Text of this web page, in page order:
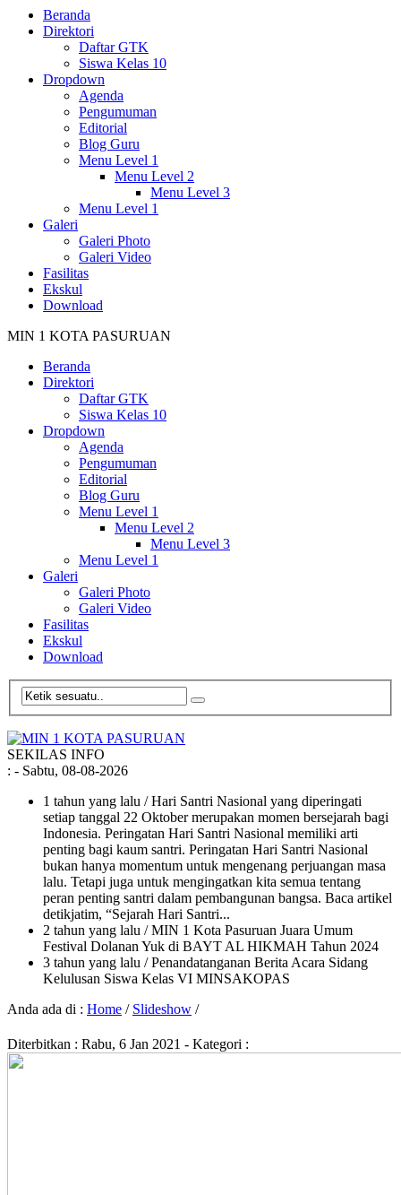
Beranda
Direktori
Daftar GTK
Siswa Kelas 10
Dropdown
Agenda
Pengumuman
Editorial
Blog Guru
Menu Level 1
Menu Level 2
Menu Level 3
Menu Level 1
Galeri
Galeri Photo
Galeri Video
Fasilitas
Ekskul
Download
MIN 1 KOTA PASURUAN
Beranda
Direktori
Daftar GTK
Siswa Kelas 10
Dropdown
Agenda
Pengumuman
Editorial
Blog Guru
Menu Level 1
Menu Level 2
Menu Level 3
Menu Level 1
Galeri
Galeri Photo
Galeri Video
Fasilitas
Ekskul
Download
SEKILAS INFO
: - Sabtu, 08-08-2026
1 tahun yang lalu / Hari Santri Nasional yang diperingati
setiap tanggal 22 Oktober merupakan momen bersejarah bagi
Indonesia. Peringatan Hari Santri Nasional memiliki arti
penting bagi kaum santri. Peringatan Hari Santri Nasional
bukan hanya momentum untuk mengenang perjuangan masa
lalu. Tetapi juga untuk mengingatkan kita semua tentang
peran penting santri dalam pembangunan bangsa. Baca artikel
detikjatim, “Sejarah Hari Santri...
2 tahun yang lalu / MIN 1 Kota Pasuruan Juara Umum
Festival Dolanan Yuk di BAYT AL HIKMAH Tahun 2024
3 tahun yang lalu / Penandatanganan Berita Acara Sidang
Kelulusan Siswa Kelas VI MINSAKOPAS
Anda ada di : Home / Slideshow /
Diterbitkan : Rabu, 6 Jan 2021 - Kategori :